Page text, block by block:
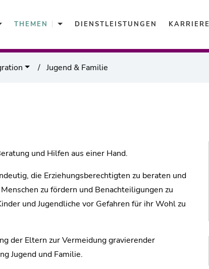
THEMEN ThemenDIENSTLEISTUNGEN KARRIERE
Jugend & Familie
und Hilfen aus einer Hand.
die Erziehungsberechtigten zu beraten und
zu fördern und Benachteiligungen zu
und Jugendliche vor Gefahren für ihr Wohl zu
der Eltern zur Vermeidung gravierender
Jugend und Familie.